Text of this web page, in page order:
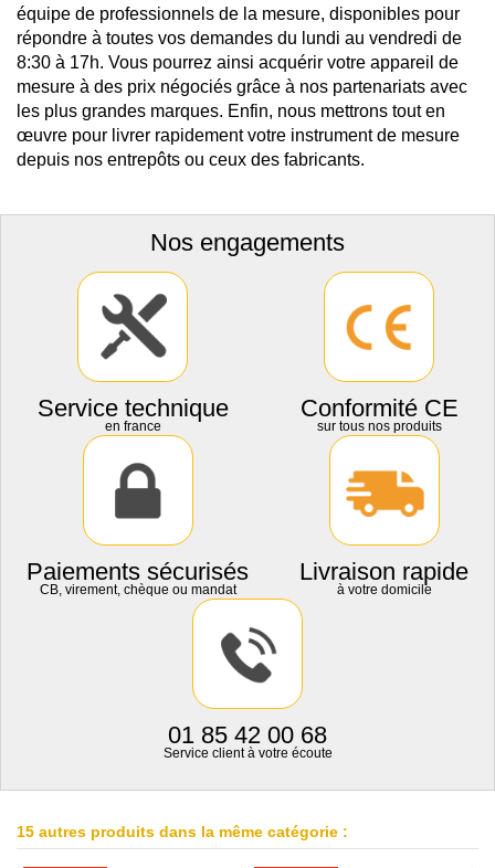
équipe de professionnels de la mesure, disponibles pour
répondre à toutes vos demandes du lundi au vendredi de
8:30 à 17h. Vous pourrez ainsi acquérir votre appareil de
mesure à des prix négociés grâce à nos partenariats avec
les plus grandes marques. Enfin, nous mettrons tout en
œuvre pour livrer rapidement votre instrument de mesure
depuis nos entrepôts ou ceux des fabricants.
Nos engagements
Service technique
en france
Conformité CE
sur tous nos produits
Paiements sécurisés
CB, virement, chèque ou mandat
Livraison rapide
à votre domicile
01 85 42 00 68
Service client à votre écoute
15 autres produits dans la même catégorie :